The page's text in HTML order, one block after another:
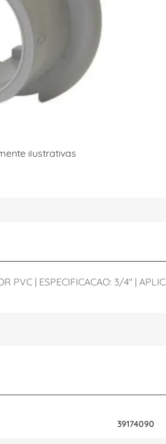
ilustrativas
PVC | ESPECIFICACAO: 3/4" |
39174090